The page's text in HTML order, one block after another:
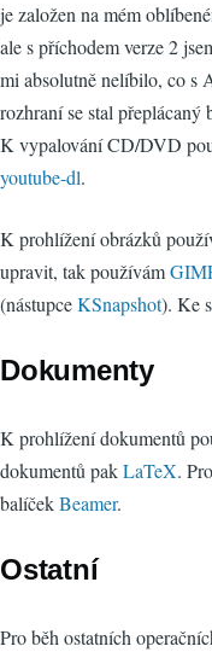
je založen na mém
ale s příchodem verze 2
mi absolutně nelíbilo, co s
rozhraní se stal přeplácaný
K vypalování CD/DVD
youtube-dl.
K prohlížení obrázků
upravit, tak používám
(nástupceKSnapshot). Ke
Dokumenty
K prohlížení dokumentů
dokumentů pakLaTeX.
balíčekBeamer.
Ostatní
Pro běh ostatních